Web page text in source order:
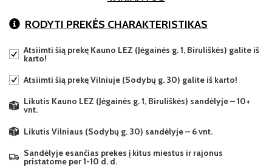
RODYTI PREKĖS CHARAKTERISTIKAS
Atsiimti šią prekę Kauno LEZ (Jėgainės g. 1, Biruliškės) galite iš
karto!
Atsiimti šią prekę Vilniuje (Sodybų g. 30) galite iš karto!
Likutis Kauno LEZ (Jėgainės g. 1, Biruliškės) sandėlyje – 10+
vnt.
Likutis Vilniaus (Sodybų g. 30) sandėlyje – 6 vnt.
Sandėlyje esančias prekes į kitus miestus ir rajonus
pristatome per 1-10 d. d.